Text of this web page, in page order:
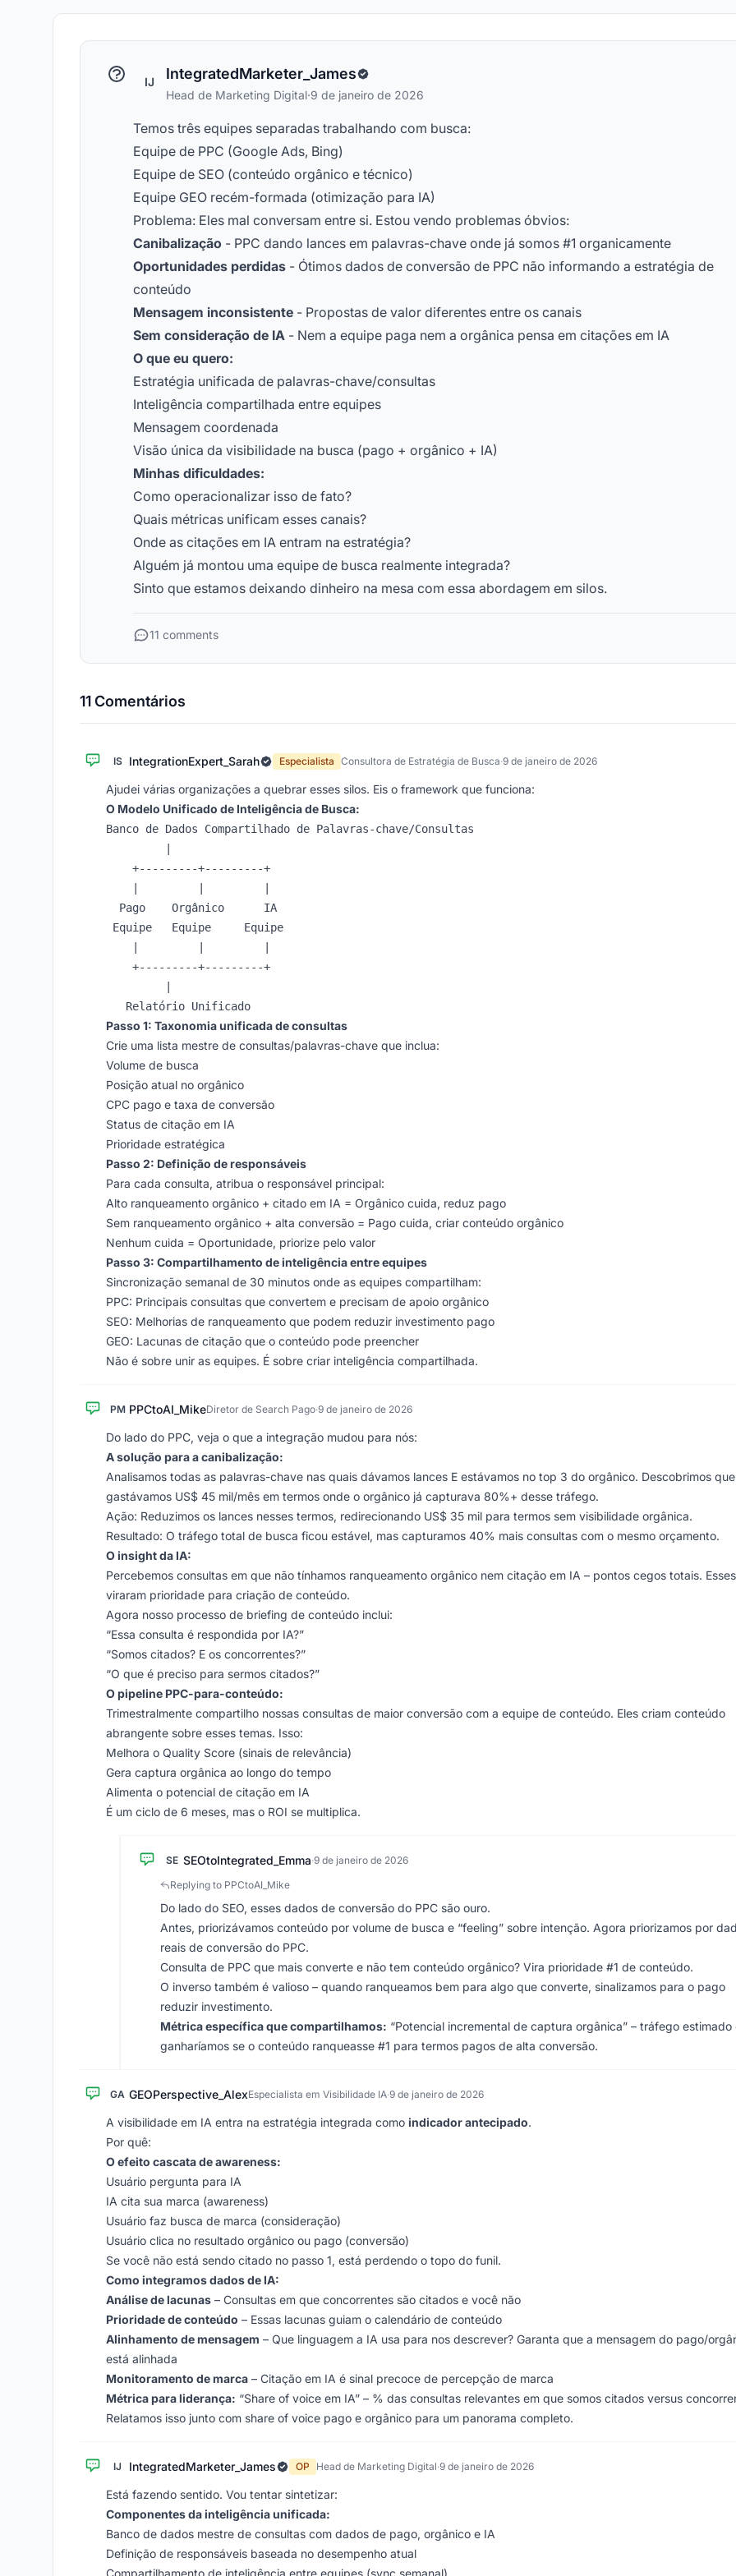
IJ IntegratedMarketer_James
Head de Marketing Digital·9 de janeiro de 2026
Temos três equipes separadas trabalhando com busca:
Equipe de PPC (Google Ads, Bing)
Equipe de SEO (conteúdo orgânico e técnico)
Equipe GEO recém-formada (otimização para IA)
Problema: Eles mal conversam entre si. Estou vendo problemas óbvios:
Canibalização - PPC dando lances em palavras-chave onde já somos #1 organicamente
Oportunidades perdidas - Ótimos dados de conversão de PPC não informando a estratégia de
conteúdo
Mensagem inconsistente - Propostas de valor diferentes entre os canais
Sem consideração de IA - Nem a equipe paga nem a orgânica pensa em citações em IA
O que eu quero:
Estratégia unificada de palavras-chave/consultas
Inteligência compartilhada entre equipes
Mensagem coordenada
Visão única da visibilidade na busca (pago + orgânico + IA)
Minhas dificuldades:
Como operacionalizar isso de fato?
Quais métricas unificam esses canais?
Onde as citações em IA entram na estratégia?
Alguém já montou uma equipe de busca realmente integrada?
Sinto que estamos deixando dinheiro na mesa com essa abordagem em silos.
11 comments
11 Comentários
IS IntegrationExpert_Sarah Especialista Consultora de Estratégia de Busca·9 de janeiro de 2026
Ajudei várias organizações a quebrar esses silos. Eis o framework que funciona:
O Modelo Unificado de Inteligência de Busca:
Banco de Dados Compartilhado de Palavras-chave/Consultas
    +---------+---------+
  Pago    Orgânico      IA
Equipe   Equipe     Equipe
    +---------+---------+
Passo 1: Taxonomia unificada de consultas
Crie uma lista mestre de consultas/palavras-chave que inclua:
Volume de busca
Posição atual no orgânico
CPC pago e taxa de conversão
Status de citação em IA
Prioridade estratégica
Passo 2: Definição de responsáveis
Para cada consulta, atribua o responsável principal:
Alto ranqueamento orgânico + citado em IA = Orgânico cuida, reduz pago
Sem ranqueamento orgânico + alta conversão = Pago cuida, criar conteúdo orgânico
Nenhum cuida = Oportunidade, priorize pelo valor
Passo 3: Compartilhamento de inteligência entre equipes
Sincronização semanal de 30 minutos onde as equipes compartilham:
PPC: Principais consultas que convertem e precisam de apoio orgânico
SEO: Melhorias de ranqueamento que podem reduzir investimento pago
GEO: Lacunas de citação que o conteúdo pode preencher
Não é sobre unir as equipes. É sobre criar inteligência compartilhada.
PM PPCtoAI_MikeDiretor de Search Pago·9 de janeiro de 2026
Do lado do PPC, veja o que a integração mudou para nós:
A solução para a canibalização:
Analisamos todas as palavras-chave nas quais dávamos lances E estávamos no top 3 do orgânico. Descobrimos que
gastávamos US$ 45 mil/mês em termos onde o orgânico já capturava 80%+ desse tráfego.
Ação: Reduzimos os lances nesses termos, redirecionando US$ 35 mil para termos sem visibilidade orgânica.
Resultado: O tráfego total de busca ficou estável, mas capturamos 40% mais consultas com o mesmo orçamento.
O insight da IA:
Percebemos consultas em que não tínhamos ranqueamento orgânico nem citação em IA – pontos cegos totais. Esses
viraram prioridade para criação de conteúdo.
Agora nosso processo de briefing de conteúdo inclui:
“Essa consulta é respondida por IA?”
“Somos citados? E os concorrentes?”
“O que é preciso para sermos citados?”
O pipeline PPC-para-conteúdo:
Trimestralmente compartilho nossas consultas de maior conversão com a equipe de conteúdo. Eles criam conteúdo
abrangente sobre esses temas. Isso:
Melhora o Quality Score (sinais de relevância)
Gera captura orgânica ao longo do tempo
Alimenta o potencial de citação em IA
É um ciclo de 6 meses, mas o ROI se multiplica.
SE SEOtoIntegrated_Emma·9 de janeiro de 2026
Replying to PPCtoAI_Mike
Do lado do SEO, esses dados de conversão do PPC são ouro.
Antes, priorizávamos conteúdo por volume de busca e “feeling” sobre intenção. Agora priorizamos por
reais de conversão do PPC.
Consulta de PPC que mais converte e não tem conteúdo orgânico? Vira prioridade #1 de conteúdo.
O inverso também é valioso – quando ranqueamos bem para algo que converte, sinalizamos para o pago
reduzir investimento.
Métrica específica que compartilhamos: “Potencial incremental de captura orgânica” – tráfego estimado
ganharíamos se o conteúdo ranqueasse #1 para termos pagos de alta conversão.
GA GEOPerspective_AlexEspecialista em Visibilidade IA·9 de janeiro de 2026
A visibilidade em IA entra na estratégia integrada como indicador antecipado.
Por quê:
O efeito cascata de awareness:
Usuário pergunta para IA
IA cita sua marca (awareness)
Usuário faz busca de marca (consideração)
Usuário clica no resultado orgânico ou pago (conversão)
Se você não está sendo citado no passo 1, está perdendo o topo do funil.
Como integramos dados de IA:
Análise de lacunas – Consultas em que concorrentes são citados e você não
Prioridade de conteúdo – Essas lacunas guiam o calendário de conteúdo
Alinhamento de mensagem – Que linguagem a IA usa para nos descrever? Garanta que a mensagem do pago/
está alinhada
Monitoramento de marca – Citação em IA é sinal precoce de percepção de marca
Métrica para liderança: “Share of voice em IA” – % das consultas relevantes em que somos citados versus
Relatamos isso junto com share of voice pago e orgânico para um panorama completo.
IJ IntegratedMarketer_James OP Head de Marketing Digital·9 de janeiro de 2026
Está fazendo sentido. Vou tentar sintetizar:
Componentes da inteligência unificada:
Banco de dados mestre de consultas com dados de pago, orgânico e IA
Definição de responsáveis baseada no desempenho atual
Compartilhamento de inteligência entre equipes (sync semanal)